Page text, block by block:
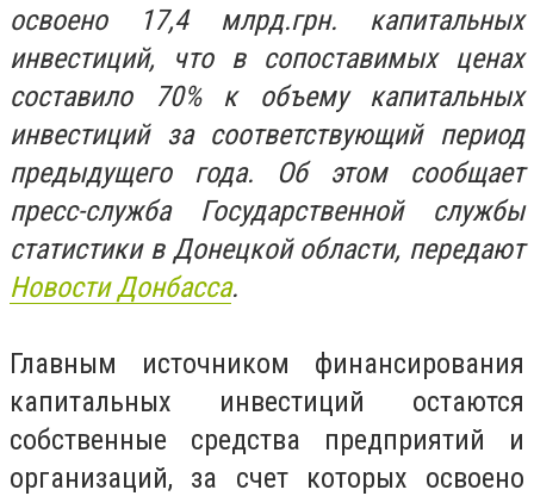
освоено 17,4 млрд.грн. капитальных
инвестиций, что в сопоставимых ценах
составило 70% к объему капитальных
инвестиций за соответствующий период
предыдущего года. Об этом сообщает
пресс-служба Государственной службы
статистики в Донецкой области, передают
Новости Донбасса.
Главным источником финансирования
капитальных инвестиций остаются
собственные средства предприятий и
организаций, за счет которых освоено